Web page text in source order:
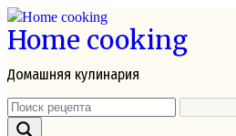
Перейти
к
Home cooking
Домашняя кулинария